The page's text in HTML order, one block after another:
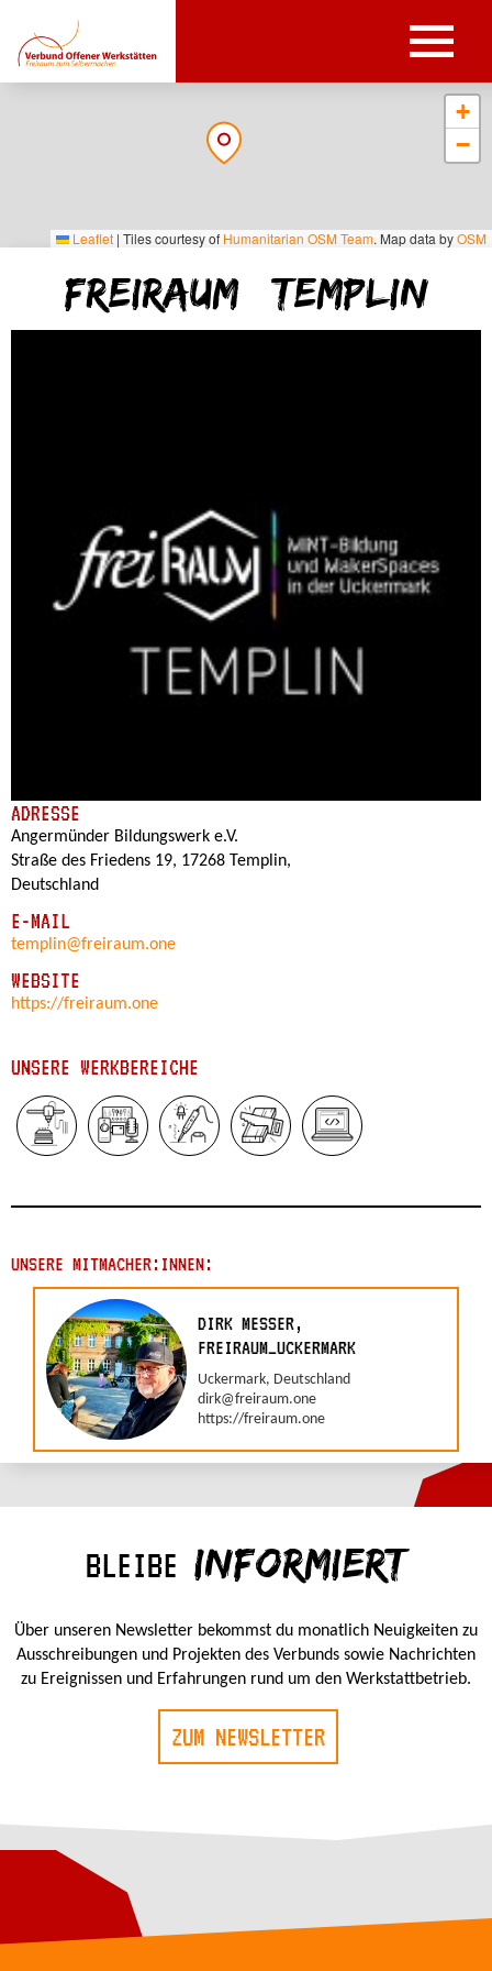
+
−
Leaflet | Tiles courtesy of Humanitarian OSM Team. Map data byOSM
freiRAUM | Templin
ADRESSE
Angermünder Bildungswerk e.V.
Straße des Friedens 19, 17268 Templin,
Deutschland
E-MAIL
templin@freiraum.one
WEBSITE
https://freiraum.one
UNSERE WERKBEREICHE
UNSERE MITMACHER:INNEN:
DIRK MESSER,
FREIRAUM_UCKERMARK
Uckermark, Deutschland
dirk@freiraum.one
https://freiraum.one
BLEIBE INFORMIERT
Über unseren Newsletter bekommst du monatlich Neuigkeiten zu
Ausschreibungen und Projekten des Verbunds sowie Nachrichten
zu Ereignissen und Erfahrungen rund um den Werkstattbetrieb.
ZUM NEWSLETTER